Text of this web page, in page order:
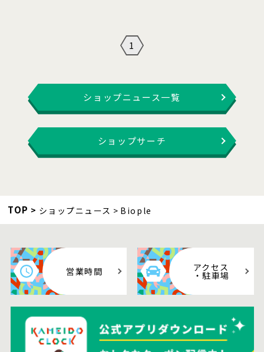
1
ショップニュース一覧
ショップサーチ
TOP ショップニュース Biople
営業時間 アクセス
・駐車場